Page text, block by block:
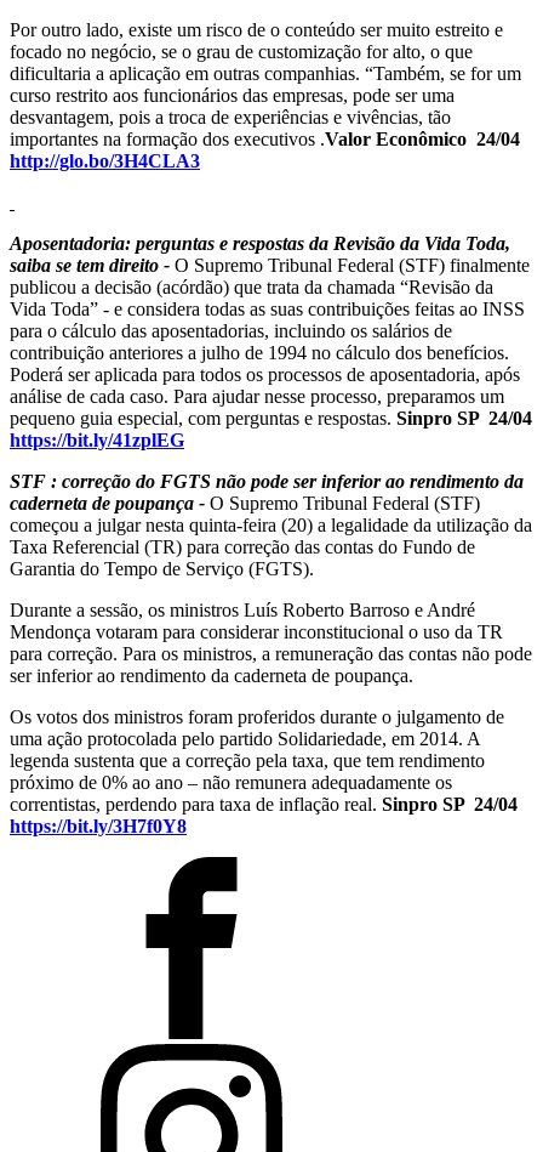
Por outro lado, existe um risco de o conteúdo ser muito estreito e
focado no negócio, se o grau de customização for alto, o que
dificultaria a aplicação em outras companhias. “Também, se for um
curso restrito aos funcionários das empresas, pode ser uma
desvantagem, pois a troca de experiências e vivências, tão
importantes na formação dos executivos .Valor Econômico 24/04
http://glo.bo/3H4CLA3
Aposentadoria: perguntas e respostas da Revisão da Vida Toda,
saiba se tem direito - O Supremo Tribunal Federal (STF) finalmente
publicou a decisão (acórdão) que trata da chamada “Revisão da
Vida Toda” - e considera todas as suas contribuições feitas ao INSS
para o cálculo das aposentadorias, incluindo os salários de
contribuição anteriores a julho de 1994 no cálculo dos benefícios.
Poderá ser aplicada para todos os processos de aposentadoria, após
análise de cada caso. Para ajudar nesse processo, preparamos um
pequeno guia especial, com perguntas e respostas. Sinpro SP 24/04
https://bit.ly/41zplEG
STF : correção do FGTS não pode ser inferior ao rendimento da
caderneta de poupança - O Supremo Tribunal Federal (STF)
começou a julgar nesta quinta-feira (20) a legalidade da utilização da
Taxa Referencial (TR) para correção das contas do Fundo de
Garantia do Tempo de Serviço (FGTS).
Durante a sessão, os ministros Luís Roberto Barroso e André
Mendonça votaram para considerar inconstitucional o uso da TR
para correção. Para os ministros, a remuneração das contas não pode
ser inferior ao rendimento da caderneta de poupança.
Os votos dos ministros foram proferidos durante o julgamento de
uma ação protocolada pelo partido Solidariedade, em 2014. A
legenda sustenta que a correção pela taxa, que tem rendimento
próximo de 0% ao ano – não remunera adequadamente os
correntistas, perdendo para taxa de inflação real. Sinpro SP 24/04
https://bit.ly/3H7f0Y8